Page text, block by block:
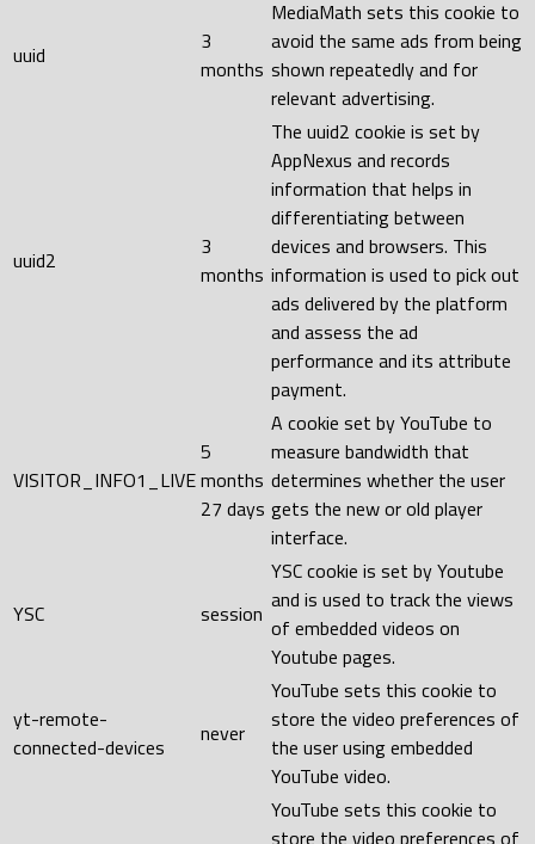
uuid
3
months
MediaMath sets this cookie to
avoid the same ads from being
shown repeatedly and for
relevant advertising.
uuid2
3
months
The uuid2 cookie is set by
AppNexus and records
information that helps in
differentiating between
devices and browsers. This
information is used to pick out
ads delivered by the platform
and assess the ad
performance and its attribute
payment.
VISITOR_INFO1_LIVE
5
months
27 days
A cookie set by YouTube to
measure bandwidth that
determines whether the user
gets the new or old player
interface.
YSC session
YSC cookie is set by Youtube
and is used to track the views
of embedded videos on
Youtube pages.
yt-remote-
connected-devices
never
YouTube sets this cookie to
store the video preferences of
the user using embedded
YouTube video.
YouTube sets this cookie to
store the video preferences of